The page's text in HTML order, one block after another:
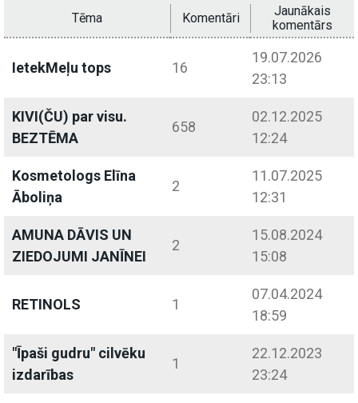
Tēma Komentāri
Jaunākais
komentārs
IetekMeļu tops 16
19.07.2026
23:13
KIVI(ČU) par visu.
BEZTĒMA
658
02.12.2025
12:24
Kosmetologs Elīna
Āboliņa
2
11.07.2025
12:31
AMUNA DĀVIS UN
ZIEDOJUMI JANĪNEI
2
15.08.2024
15:08
RETINOLS 1
07.04.2024
18:59
"Īpaši gudru" cilvēku
izdarības
1
22.12.2023
23:24